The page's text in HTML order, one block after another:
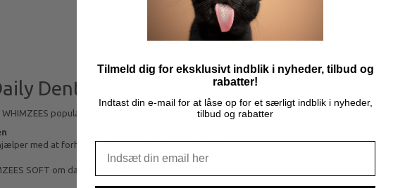
Dental Treats, 420 g
WHIMZEES populære Stix og Toothbrush, hvilket gør den nemmere at tygge på. Perfekt til de
med at forhindre opbygning af plak og tandsten.
SOFT om dagen, forbedres lugten af ånde markant.
Tilmeld dig for eksklusivt indblik i nyheder, tilbud og
rabatter!
Indtast din e-mail for at låse op for et særligt indblik i nyheder,
tilbud og rabatter